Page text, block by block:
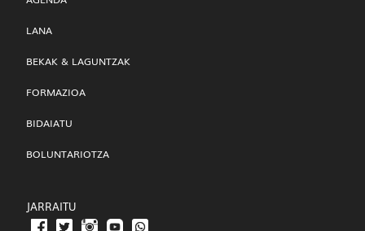
LANA
BEKAK & LAGUNTZAK
FORMAZIOA
BIDAIATU
BOLUNTARIOTZA
JARRAITU